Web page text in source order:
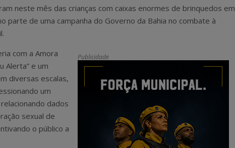
neste mês das crianças com caixas enormes de brinquedos em
parte de uma campanha do Governo da Bahia no combate à
Publicidade
com a Amora
Alerta” e um
diversas escalas,
um
dados
sexual de
o público a